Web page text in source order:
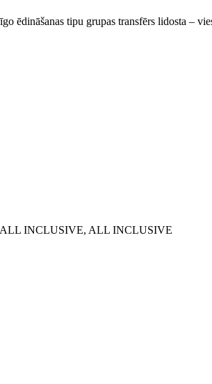
ēdināšanas tipu grupas transfērs lidosta –
INCLUSIVE, ALL INCLUSIVE